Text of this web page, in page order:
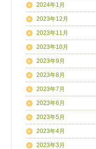
2024年1月
2023年12月
2023年11月
2023年10月
2023年9月
2023年8月
2023年7月
2023年6月
2023年5月
2023年4月
2023年3月